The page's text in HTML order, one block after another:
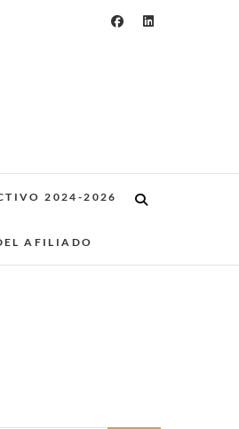
2024-2026
AFILIADO